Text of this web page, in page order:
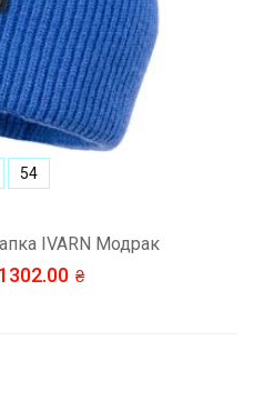
IVARN Модрак
1302.00
54